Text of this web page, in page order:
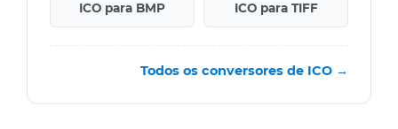
ICO para BMP ICO para TIFF
Todos os conversores de ICO →